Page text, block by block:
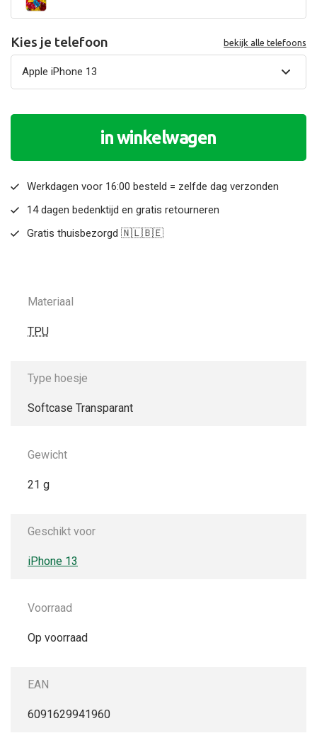
Kies je telefoon bekijk alle telefoons
in winkelwagen
Werkdagen voor 16:00 besteld = zelfde dag verzonden
14 dagen bedenktijd en gratis retourneren
Gratis thuisbezorgd 🇳🇱🇧🇪
Materiaal
TPU
Type hoesje
Softcase Transparant
Gewicht
21 g
Geschikt voor
iPhone 13
Voorraad
Op voorraad
EAN
6091629941960